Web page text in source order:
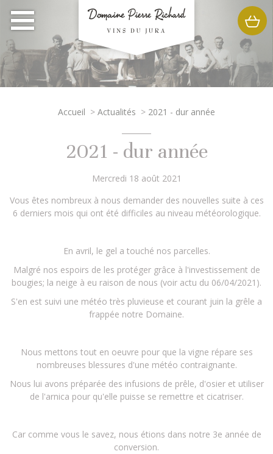
Accueil > Actualités > 2021 - dur année
2021 - dur année
Mercredi 18 août 2021
Vous êtes nombreux à nous demander des nouvelles suite à ces
6 derniers mois qui ont été difficiles au niveau météorologique.
En avril, le gel a touché nos parcelles.
Malgré nos espoirs de les protéger grâce à l'investissement de
bougies; la neige à eu raison de nous (voir actu du 06/04/2021).
S'en est suivi une météo très pluvieuse et courant juin la grêle a
frappée notre Domaine.
Nous mettons tout en oeuvre pour que la vigne répare ses
nombreuses blessures d'une météo contraignante.
Nous lui avons préparée des infusions de prêle, d'osier et utiliser
de l'arnica pour qu'elle puisse se remettre et cicatriser.
Car comme vous le savez, nous étions dans notre 3e année de
conversion.